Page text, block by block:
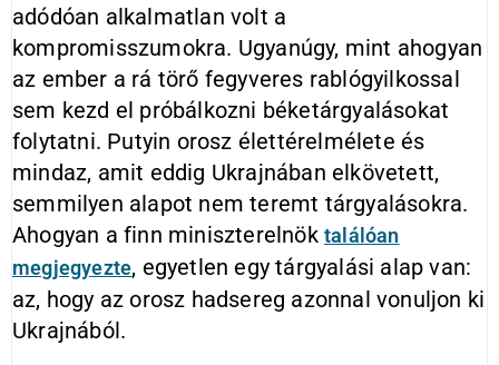
adódóan alkalmatlan volt a
kompromisszumokra. Ugyanúgy, mint ahogyan
az ember a rá törő fegyveres rablógyilkossal
sem kezd el próbálkozni béketárgyalásokat
folytatni. Putyin orosz élettérelmélete és
mindaz, amit eddig Ukrajnában elkövetett,
semmilyen alapot nem teremt tárgyalásokra.
Ahogyan a finn miniszterelnök találóan
megjegyezte, egyetlen egy tárgyalási alap van:
az, hogy az orosz hadsereg azonnal vonuljon ki
Ukrajnából.